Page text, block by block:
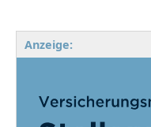
Anzeige: